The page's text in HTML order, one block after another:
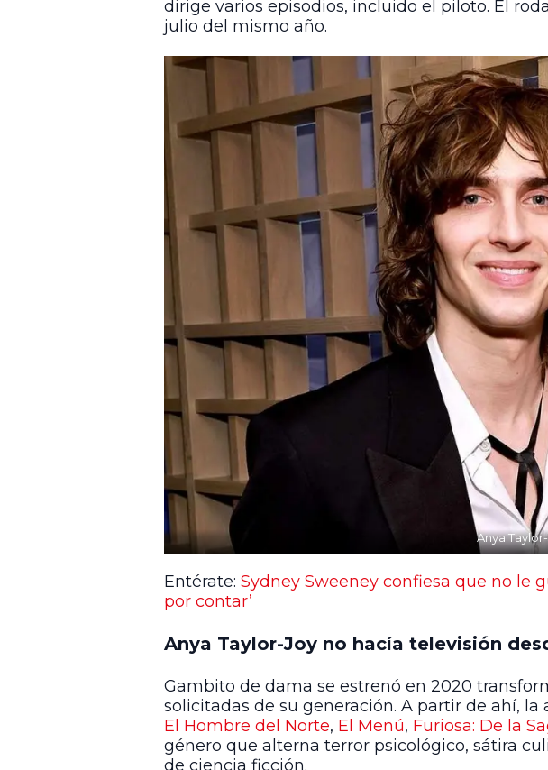
dirige varios episodios, incluido el piloto. El
julio del mismo año.
Anya
Entérate: Sydney Sweeney confiesa que no le
por contar’
Anya Taylor-Joy no hacía televisión
Gambito de dama se estrenó en 2020
solicitadas de su generación. A partir de ahí,
El Hombre del Norte, El Menú, Furiosa: De la
género que alterna terror psicológico, sátira
de ciencia ficción.